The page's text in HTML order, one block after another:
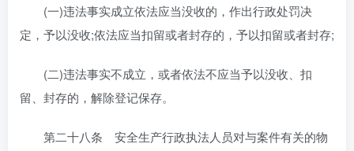
(一)违法事实成立依法应当没收的，作出行政处罚决
定，予以没收;依法应当扣留或者封存的，予以扣留或者封存;
(二)违法事实不成立，或者依法不应当予以没收、扣
留、封存的，解除登记保存。
第二十八条 安全生产行政执法人员对与案件有关的物